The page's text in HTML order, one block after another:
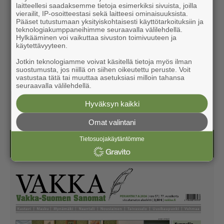
laitteellesi saadaksemme tietoja esimerkiksi sivuista, joilla
vierailit, IP-osoitteestasi sekä laitteesi ominaisuuksista.
Pääset tutustumaan yksityiskohtaisesti käyttötarkoituksiin ja
teknologiakumppaneihimme seuraavalla välilehdellä.
Hylkääminen voi vaikuttaa sivuston toimivuuteen ja
käytettävyyteen.
Jotkin teknologiamme voivat käsitellä tietoja myös ilman
suostumusta, jos niillä on siihen oikeutettu peruste. Voit
vastustaa tätä tai muuttaa asetuksiasi milloin tahansa
seuraavalla välilehdellä.
Hyväksyn kaikki
Omat valintani
Tietosuojakäytäntömme